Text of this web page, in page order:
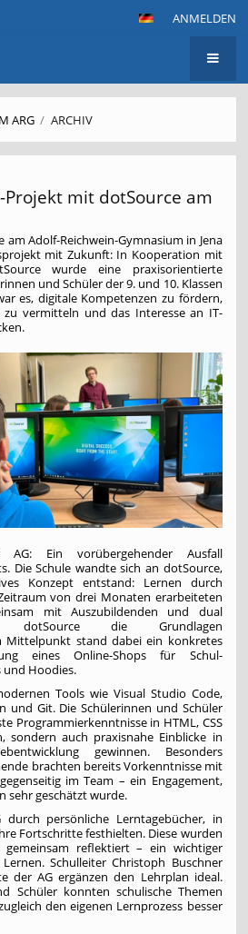
ANMELDEN
ARG / ARCHIV
Projekt mit dotSource am
Adolf-Reichwein-Gymnasium in Jena
mit Zukunft: In Kooperation mit
wurde eine praxisorientierte
und Schüler der 9. und 10. Klassen
es, digitale Kompetenzen zu fördern,
zu vermitteln und das Interesse an IT-
Ein vorübergehender Ausfall
Die Schule wandte sich an dotSource,
Konzept entstand: Lernen durch
von drei Monaten erarbeiteten
mit Auszubildenden und dual
dotSource die Grundlagen
Mittelpunkt stand dabei ein konkretes
eines Online-Shops für Schul-
und Hoodies.
Tools wie Visual Studio Code,
und Git. Die Schülerinnen und Schüler
Programmierkenntnisse in HTML, CSS
sondern auch praxisnahe Einblicke in
gewinnen. Besonders
brachten bereits Vorkenntnisse mit
im Team – ein Engagement,
sehr geschätzt wurde.
persönliche Lerntagebücher, in
Fortschritte festhielten. Diese wurden
reflektiert – ein wichtiger
Schulleiter Christoph Buschner
der AG ergänzen den Lehrplan ideal.
Schüler konnten schulische Themen
den eigenen Lernprozess besser